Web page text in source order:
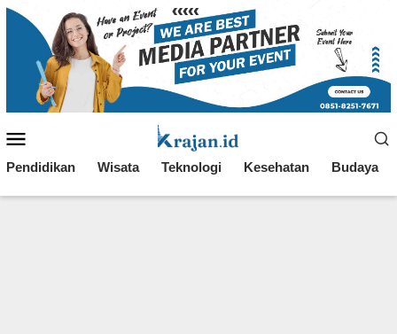
Loncat
Mobile
Pendidikan Wisata Teknologi Kesehatan Budaya